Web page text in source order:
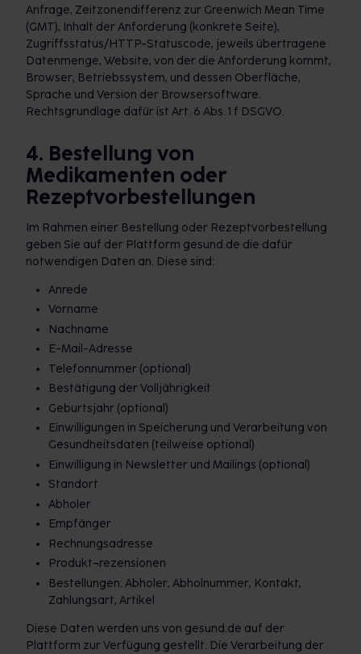
Anfrage, Zeitzonendifferenz zur Greenwich Mean Time
(GMT), Inhalt der Anforderung (konkrete Seite),
Zugriffsstatus/HTTP-Statuscode, jeweils übertragene
Datenmenge, Website, von der die Anforderung kommt,
Browser, Betriebssystem, und dessen Oberfläche,
Sprache und Version der Browsersoftware.
Rechtsgrundlage dafür ist Art. 6 Abs. 1 f DSGVO.
4. Bestellung von
Medikamenten oder
Rezeptvorbestellungen
Im Rahmen einer Bestellung oder Rezeptvorbestellung
geben Sie auf der Plattform gesund.de die dafür
notwendigen Daten an. Diese sind:
Anrede
Vorname
Nachname
E-Mail-Adresse
Telefonnummer (optional)
Bestätigung der Volljährigkeit
Geburtsjahr (optional)
Einwilligungen in Speicherung und Verarbeitung von
Gesundheitsdaten (teilweise optional)
Einwilligung in Newsletter und Mailings (optional)
Standort
Abholer
Empfänger
Rechnungsadresse
Produkt¬rezensionen
Bestellungen: Abholer, Abholnummer, Kontakt,
Zahlungsart, Artikel
Diese Daten werden uns von gesund.de auf der
Plattform zur Verfügung gestellt. Die Verarbeitung der